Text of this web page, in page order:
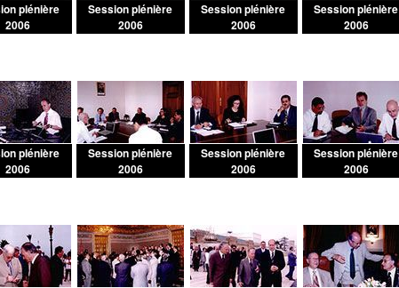
plénière
2006
Session plénière
2006
Session plénière
2006
Session plénière
2006
plénière
2006
Session plénière
2006
Session plénière
2006
Session plénière
2006